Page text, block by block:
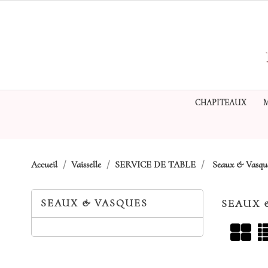
CHAPITEAUX
Accueil Vaisselle SERVICE DE TABLE Seaux &
SEAUX & VASQUES SEAUX